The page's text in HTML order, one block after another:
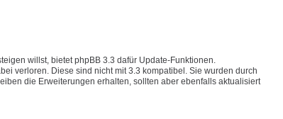
willst, bietet phpBB 3.3 dafür Update-Funktionen.
verloren. Diese sind nicht mit 3.3 kompatibel. Sie wurden durch
die Erweiterungen erhalten, sollten aber ebenfalls aktualisiert